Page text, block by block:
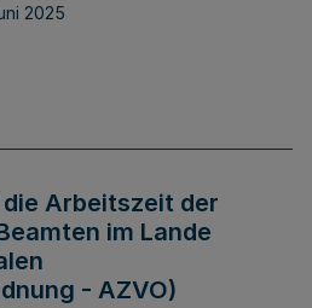
2025
Arbeitszeit der
im Lande
- AZVO)